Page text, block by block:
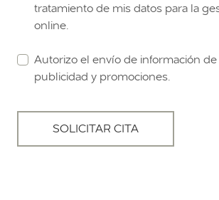
tratamiento de mis datos para la
online.
Autorizo el envío de información
publicidad y promociones.
SOLICITAR CITA